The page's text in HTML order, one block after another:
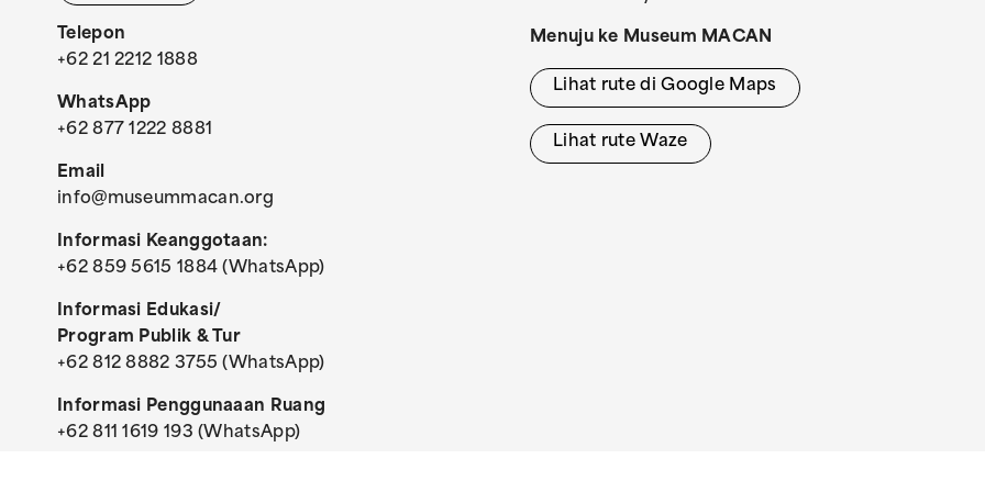
Telepon
+62 21 2212 1888
WhatsApp
+62 877 1222 8881
Email
info@museummacan.org
Informasi Keanggotaan:
+62 859 5615 1884 (WhatsApp)
Informasi Edukasi/
Program Publik & Tur
+62 812 8882 3755 (WhatsApp)
Informasi Penggunaaan Ruang
+62 811 1619 193 (WhatsApp)
Menuju ke Museum MACAN
Lihat rute di Google Maps
Lihat rute Waze